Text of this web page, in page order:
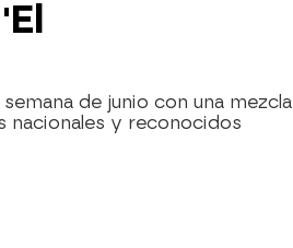
de junio con una mezcla
nacionales y reconocidos